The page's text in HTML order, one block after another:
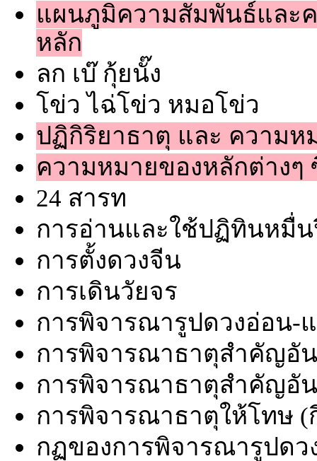
แผนภูมิความสัมพันธ์และ
หลัก
ลก เบ๊ กุ้ยนั๊ง
โข่ว ไฉ่โข่ว หมอโข่ว
ปฏิกิริยาธาตุ และ ความห
ความหมายของหลักต่าง
24 สารท
การอ่านและใช้ปฏิทินหมื่
การตั้งดวงจีน
การเดินวัยจร
การพิจารณารูปดวงอ่อน-
การพิจารณาธาตุสำคัญอัน
การพิจารณาธาตุสำคัญอั
การพิจารณาธาตุให้โทษ (
กฏของการพิจารณารูปดว